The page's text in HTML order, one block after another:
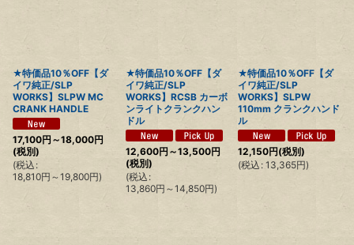
★特価品10％OFF【ダ
イワ純正/SLP
WORKS】SLPW MC
CRANK HANDLE
17,100円 ～18,000円
(税別)
(税込 :
18,810円 ～19,800円)
★特価品10％OFF【ダ
イワ純正/SLP
WORKS】RCSB カーボ
ンライトクランクハン
ドル
12,600円 ～13,500円
(税別)
(税込 :
13,860円 ～14,850円)
★特価品10％OFF【ダ
イワ純正/SLP
WORKS】SLPW
110mm クランクハンド
ル
12,150円(税別)
(税込 : 13,365円)